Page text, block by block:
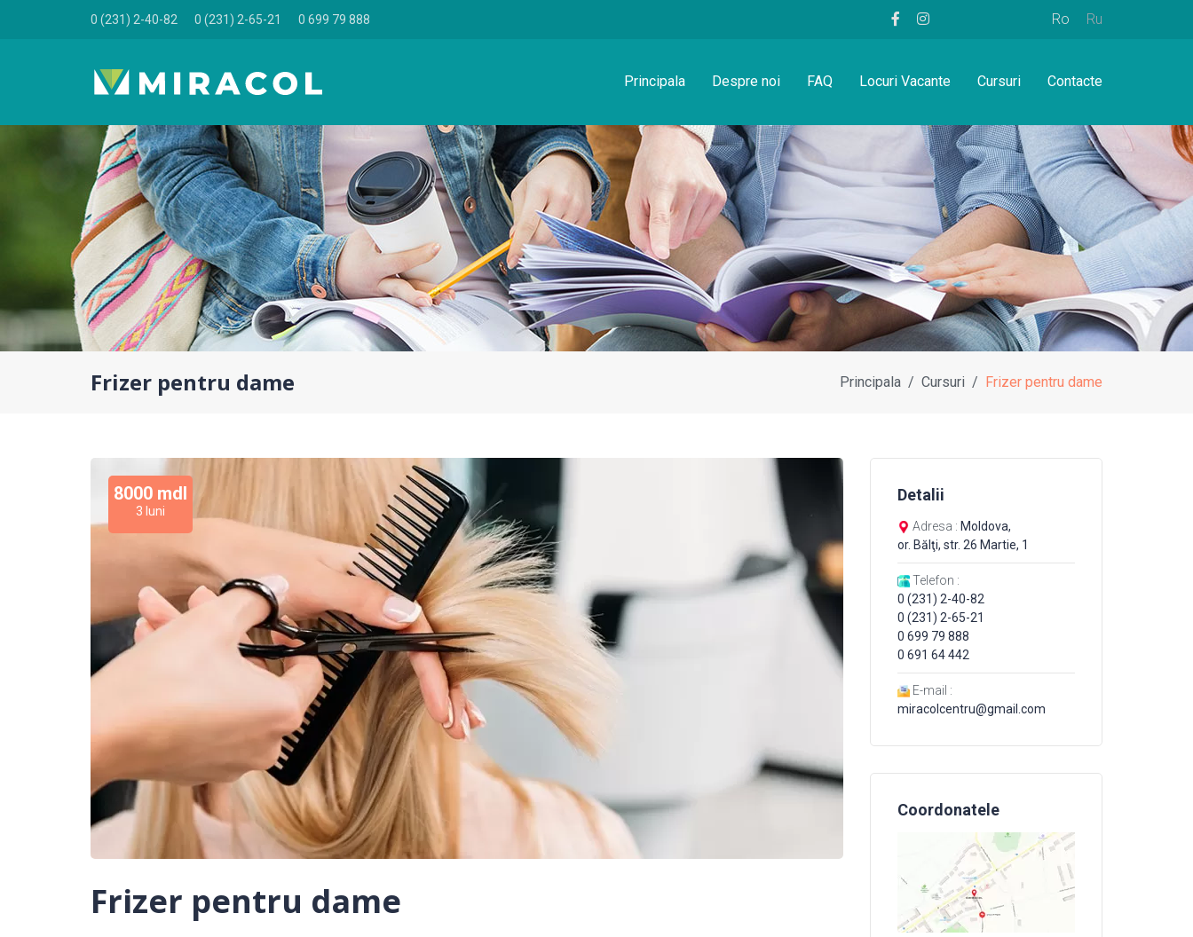
0 (231) 2-40-82 0 (231) 2-65-21 0 699 79 888 Ro Ru
Principala Despre noi FAQ Locuri Vacante Cursuri Contacte
Frizer pentru dame Principala Cursuri Frizer pentru dame
8000 mdl
3 luni
Frizer pentru dame
Detalii
Adresa : Moldova,
or. Bălţi, str. 26 Martie, 1
Telefon :
0 (231) 2-40-82
0 (231) 2-65-21
0 699 79 888
0 691 64 442
E-mail :
miracolcentru@gmail.com
Coordonatele